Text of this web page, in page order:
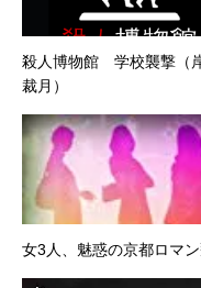
カフ
殺人博物館 学校襲撃（
裁月）
女3人、魅惑の京都ロマ